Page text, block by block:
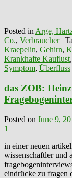
Posted in Arge,
Co., Verbraucher |
Kraepelin, Gehirn,
Krankhafte Kauflust,
Symptom, Überfluss
das ZOB:
Posted on June 9,
1
in einer neuen
wissenschaftler und
eindrücke zu fragen